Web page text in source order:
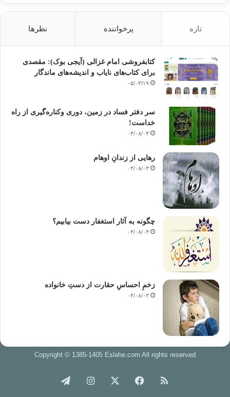
تازه پرخواننده نظرها
کتابفروشی امام غزالی (آیجی بوک): مقصدی
برای کتاب‌های نایاب و اندیشه‌های ماندگار
۰۵/۰۳/۱۹
سر دفتر فساد در زمین‌، دوری وکناره‌گیری از راه
خداست‌!
۰۴/۰۸/۰۳
رهایی از زندانِ اوهام
۰۴/۰۸/۰۳
چگونه به آثار استغفار دست بیابیم؟
۰۴/۰۸/۰۳
زخمِ احساسِ حقارت از دستِ خانواده
۰۴/۰۸/۰۳
Copyright © 1385-1405 Eslahe.com All rights reserved
خوراک فیس اینستاگرام